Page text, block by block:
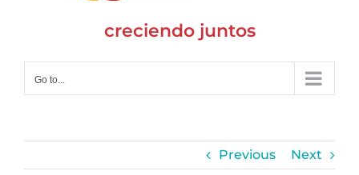
creciendo juntos
Go to...
Previous Next